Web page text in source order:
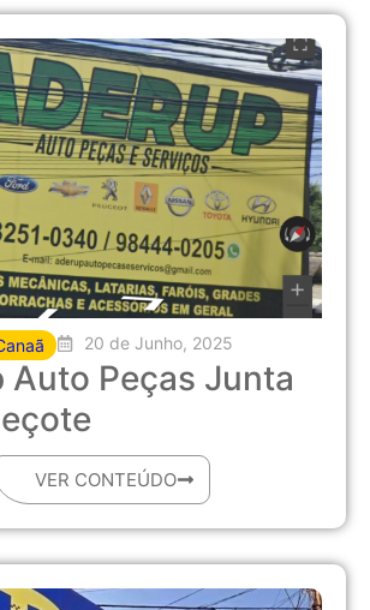
20 de Junho, 2025
Auto Peças Junta
VER CONTEÚDO